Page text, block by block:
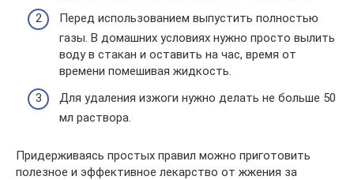
Перед использованием выпустить полностью
газы. В домашних условиях нужно просто вылить
воду в стакан и оставить на час, время от
времени помешивая жидкость.
Для удаления изжоги нужно делать не больше 50
мл раствора.
Придерживаясь простых правил можно приготовить
полезное и эффективное лекарство от жжения за